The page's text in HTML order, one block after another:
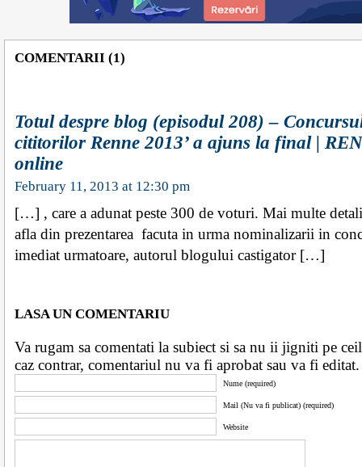
COMENTARII (1)
Totul despre blog (episodul 208) –
cititorilor Renne 2013’ a ajuns la final |
online
February 11, 2013 at 12:30 pm
[…] , care a adunat peste 300 de voturi. Mai multe
afla din prezentarea facuta in urma nominalizarii in
imediat urmatoare, autorul blogului castigator […]
LASA UN COMENTARIU
Va rugam sa comentati la subiect si sa nu ii jigniti pe
caz contrar, comentariul nu va fi aprobat sau va fi
Nume (required)
Mail (Nu va fi publicat) (required)
Website